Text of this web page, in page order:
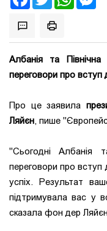
Албанія та Північна
переговори про
Про це заявила
Ляйєн, пише
"Сьогодні Албанія
переговори про
успіх. Результат
підтримувала вас у
сказала фон дер